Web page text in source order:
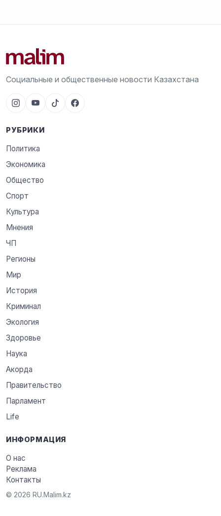
Социальные и общественные новости Казахстана
РУБРИКИ
Политика
Экономика
Общество
Спорт
Культура
Мнения
ЧП
Регионы
Мир
История
Криминал
Экология
Здоровье
Наука
Акорда
Правительство
Парламент
Life
ИНФОРМАЦИЯ
О нас
Реклама
Контакты
© 2026 RU.Malim.kz